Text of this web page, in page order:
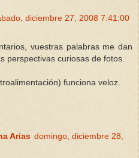
diciembre 27, 2008 7:41:00
vuestras palabras me dan
perspectivas curiosas de fotos.
funciona veloz.
Arias domingo, diciembre 28,